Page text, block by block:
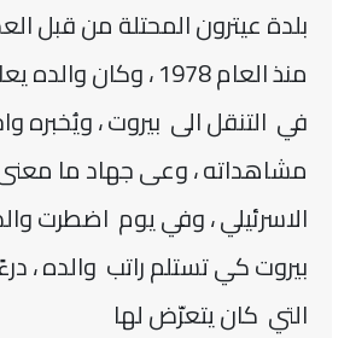
بلدة عيترون المحتلة من قبل
منذ العام 1978 ، وكان
في التنقل الى بيروت ، ويُخبره
مشاهداته ، وعى جهاد ما معنى
الاسرئيلي ، وفي يوم اضطرت
بيروت كي تستلم راتب والده ،
التي كان يتعرّض لها